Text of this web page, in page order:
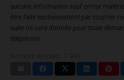
aucune information sauf erreur
être faite exclusivement par courrier
suite ne sera donnée pour toute
téléphone.